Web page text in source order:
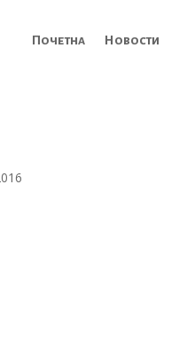
Почетна Новости